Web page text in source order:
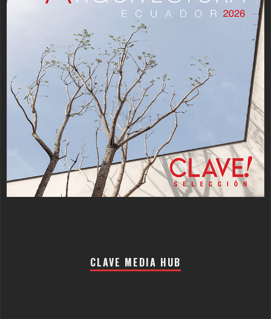
CLAVE MEDIA HUB